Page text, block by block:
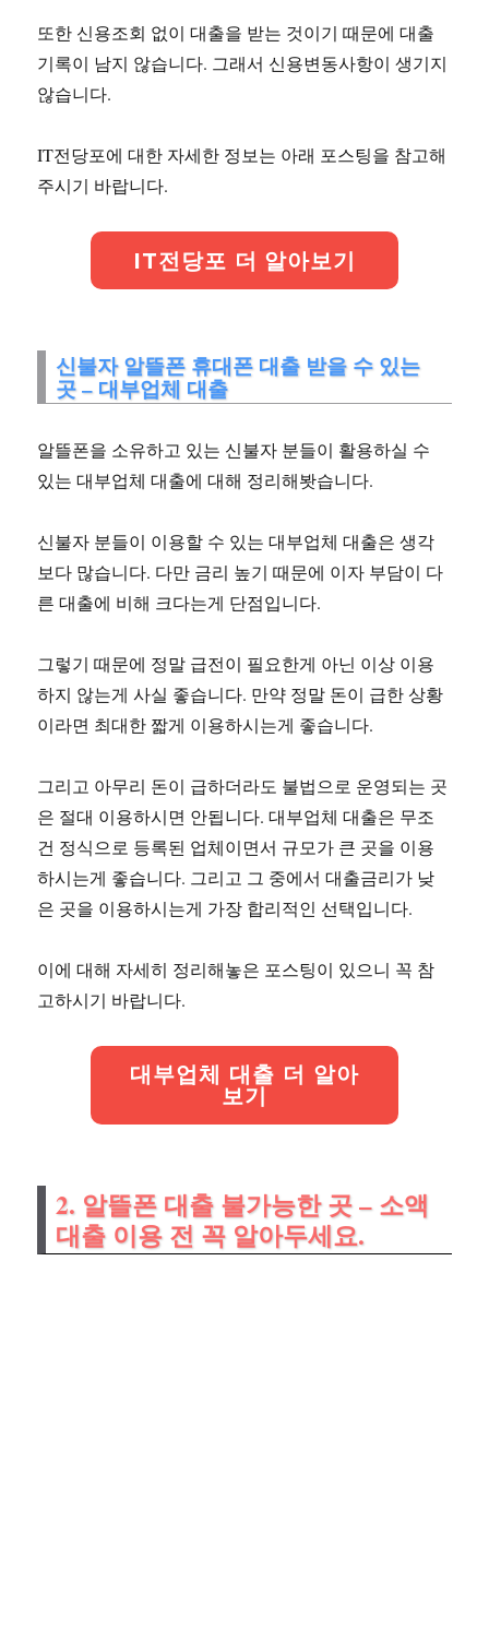
또한 신용조회 없이 대출을 받는 것이기 때문에 대출
기록이 남지 않습니다. 그래서 신용변동사항이 생기지
않습니다.
IT전당포에 대한 자세한 정보는 아래 포스팅을 참고해
주시기 바랍니다.
IT전당포 더 알아보기
신불자 알뜰폰 휴대폰 대출 받을 수 있는
곳 – 대부업체 대출
알뜰폰을 소유하고 있는 신불자 분들이 활용하실 수
있는 대부업체 대출에 대해 정리해봣습니다.
신불자 분들이 이용할 수 있는 대부업체 대출은 생각
보다 많습니다. 다만 금리 높기 때문에 이자 부담이 다
른 대출에 비해 크다는게 단점입니다.
그렇기 때문에 정말 급전이 필요한게 아닌 이상 이용
하지 않는게 사실 좋습니다. 만약 정말 돈이 급한 상황
이라면 최대한 짧게 이용하시는게 좋습니다.
그리고 아무리 돈이 급하더라도 불법으로 운영되는 곳
은 절대 이용하시면 안됩니다. 대부업체 대출은 무조
건 정식으로 등록된 업체이면서 규모가 큰 곳을 이용
하시는게 좋습니다. 그리고 그 중에서 대출금리가 낮
은 곳을 이용하시는게 가장 합리적인 선택입니다.
이에 대해 자세히 정리해놓은 포스팅이 있으니 꼭 참
고하시기 바랍니다.
대부업체 대출 더 알아
보기
2. 알뜰폰 대출 불가능한 곳 – 소액
대출 이용 전 꼭 알아두세요.